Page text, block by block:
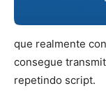
que realmente
consegue
repetindo script.